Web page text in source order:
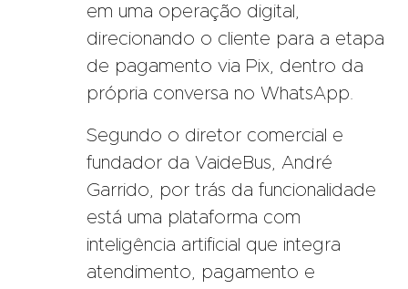
em uma operação digital,
direcionando o cliente para a etapa
de pagamento via Pix, dentro da
própria conversa no WhatsApp.
Segundo o diretor comercial e
fundador da VaideBus, André
Garrido, por trás da funcionalidade
está uma plataforma com
inteligência artificial que integra
atendimento, pagamento e